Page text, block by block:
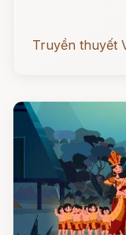
Truyền thuyết